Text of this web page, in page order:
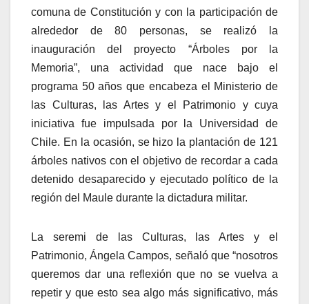
comuna de Constitución y con la participación de
alrededor de 80 personas, se realizó la
inauguración del proyecto “Árboles por la
Memoria”, una actividad que nace bajo el
programa 50 años que encabeza el Ministerio de
las Culturas, las Artes y el Patrimonio y cuya
iniciativa fue impulsada por la Universidad de
Chile. En la ocasión, se hizo la plantación de 121
árboles nativos con el objetivo de recordar a cada
detenido desaparecido y ejecutado político de la
región del Maule durante la dictadura militar.
La seremi de las Culturas, las Artes y el
Patrimonio, Ángela Campos, señaló que “nosotros
queremos dar una reflexión que no se vuelva a
repetir y que esto sea algo más significativo, más